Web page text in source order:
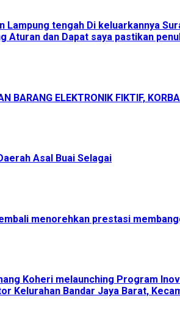
Lampung tengah Di keluarkannya
Aturan dan Dapat saya pastikan
BARANG ELEKTRONIK FIKTIF,
Asal Buai Selagai
menorehkan prestasi
Koheri melaunching Program
Kelurahan Bandar Jaya Barat,